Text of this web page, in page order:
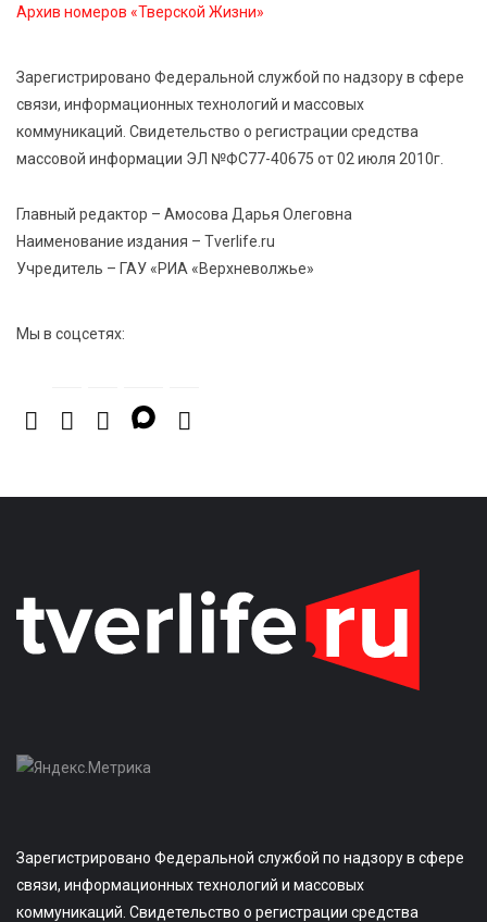
день
7 Авг 2026 23:02 429
В Тверской области стартовала четвертая смена:
инспекторы ГИБДД напомнили школьникам
правила безопасности в автобусах
Архив номеров «Тверской Жизни»
Зарегистрировано Федеральной службой по надзору в сфере
связи, информационных технологий и массовых
коммуникаций. Свидетельство о регистрации средства
массовой информации ЭЛ №ФС77-40675 от 02 июля 2010г.
Главный редактор – Амосова Дарья Олеговна
Наименование издания – Tverlife.ru
Учредитель – ГАУ «РИА «Верхневолжье»
Мы в соцсетях:
Зарегистрировано Федеральной службой по надзору в сфере
связи, информационных технологий и массовых
коммуникаций. Свидетельство о регистрации средства